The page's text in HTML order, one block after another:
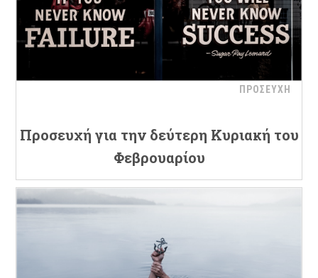
ΠΡΟΣΕΥΧΗ
Προσευχή για την δεύτερη Κυριακή του
Φεβρουαρίου